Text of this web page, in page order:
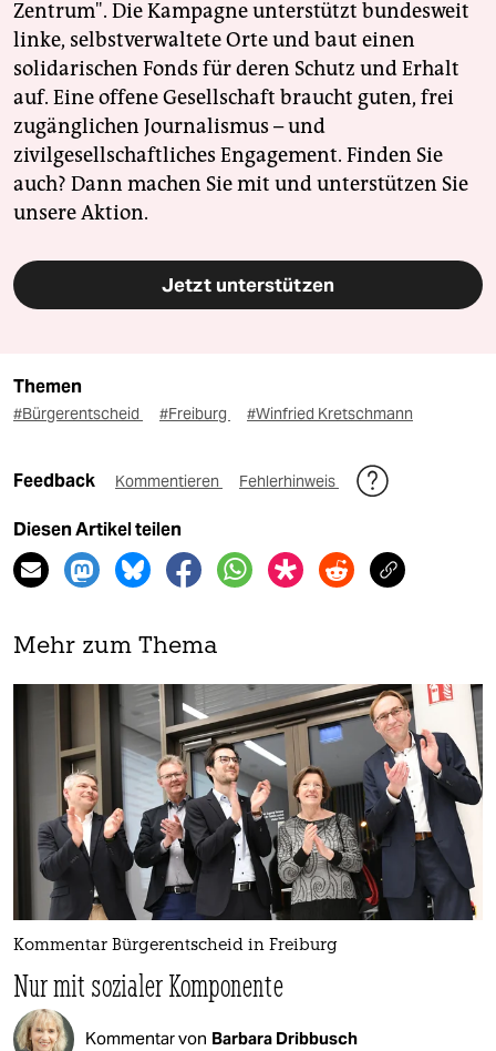
Zentrum". Die Kampagne unterstützt bundesweit
linke, selbstverwaltete Orte und baut einen
solidarischen Fonds für deren Schutz und Erhalt
auf. Eine offene Gesellschaft braucht guten, frei
zugänglichen Journalismus – und
zivilgesellschaftliches Engagement. Finden Sie
auch? Dann machen Sie mit und unterstützen Sie
unsere Aktion.
Jetzt unterstützen
Themen
#Bürgerentscheid #Freiburg #Winfried Kretschmann
Feedback Kommentieren Fehlerhinweis
Diesen Artikel teilen
Mehr zum Thema
Kommentar Bürgerentscheid in Freiburg
Nur mit sozialer Komponente
Kommentar von Barbara Dribbusch